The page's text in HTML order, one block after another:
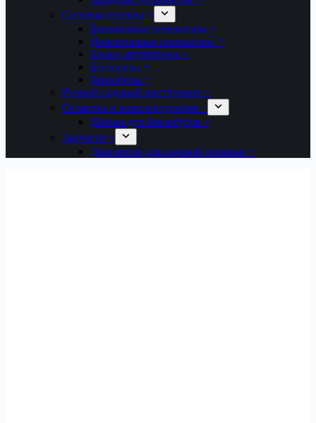
Силовая техника +
Бензиновые генераторы +
Инверторные генераторы +
Блоки автоматики +
Бензорезы +
Бензобуры +
Ручной садовый инструмент +
Оснастка и комплектующие +
Шнеки для бензобуров +
Запчасти +
Двигатели для садовой техники +